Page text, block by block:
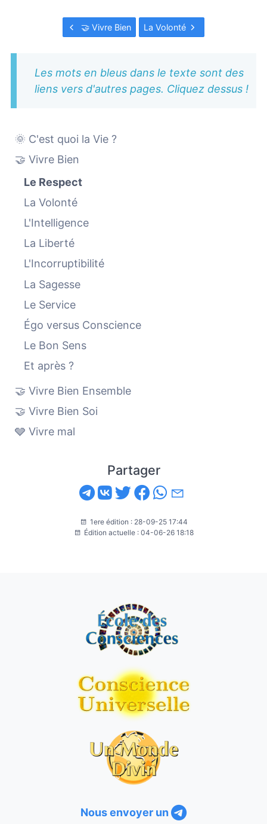
🤝 Vivre Bien La Volonté
Les mots en bleus dans le texte sont des
liens vers d'autres pages. Cliquez dessus !
🌞 C'est quoi la Vie ?
🤝 Vivre Bien
Le Respect
La Volonté
L'Intelligence
La Liberté
L'Incorruptibilité
La Sagesse
Le Service
Égo versus Conscience
Le Bon Sens
Et après ?
🤝 Vivre Bien Ensemble
🤝 Vivre Bien Soi
🩶 Vivre mal
Partager
1ere édition : 28-09-25 17:44
Édition actuelle : 04-06-26 18:18
Nous envoyer un